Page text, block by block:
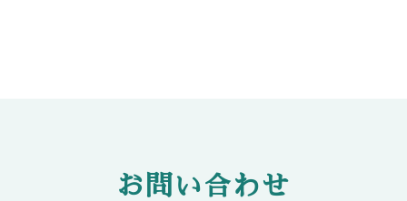
お問い合わせ